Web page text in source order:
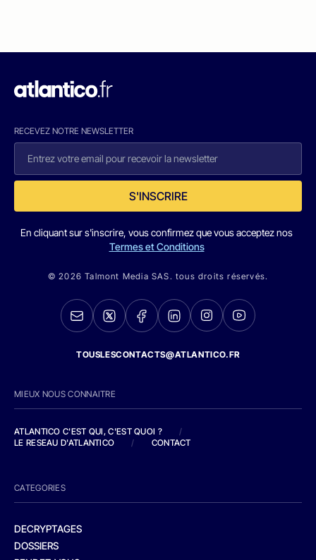
RECEVEZ NOTRE NEWSLETTER
S'INSCRIRE
En cliquant sur s'inscrire, vous confirmez que vous acceptez nos
Termes et Conditions
© 2026 Talmont Media SAS. tous droits réservés.
TOUSLESCONTACTS@ATLANTICO.FR
MIEUX NOUS CONNAITRE
ATLANTICO C'EST QUI, C'EST QUOI ?
/
LE RESEAU D'ATLANTICO
/ CONTACT
CATEGORIES
DECRYPTAGES
DOSSIERS